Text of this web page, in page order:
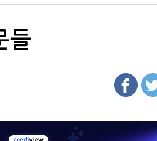
직에 '클로드' 도입…AI 업무 전환 본격화
못 산다…지자체도 '경영'의 시대
…1주택자 세 부담 어떻게 달라질까
다음은 '공급과잉 관세'인가
대 6.3배 차이…"실거주 요건 강화하자"
"…세무사에게 부동산 고민을 털어놓는 이유
'콕' 집는 세관 직원 정체는?
단한다…더존비즈온 'ARIX 모델' 고도화
들